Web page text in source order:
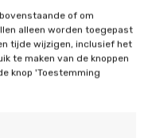
of om
alleen worden toegepast
tijde wijzigen, inclusief het
te maken van de knoppen
knop 'Toestemming
We
zodat uw
blijft werken.